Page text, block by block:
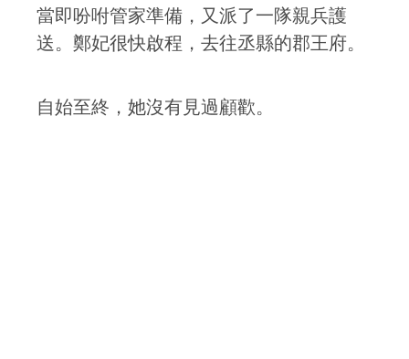
當即吩咐管家準備，又派了一隊親兵護
送。鄭妃很快啟程，去往丞縣的郡王府。
自始至終，她沒有見過顧歡。